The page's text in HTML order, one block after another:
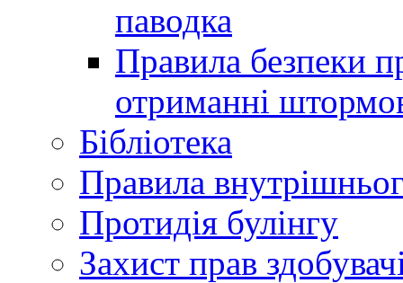
паводка
Правила безпеки
отриманні
Бібліотека
Правила
Протидія булінгу
Захист прав